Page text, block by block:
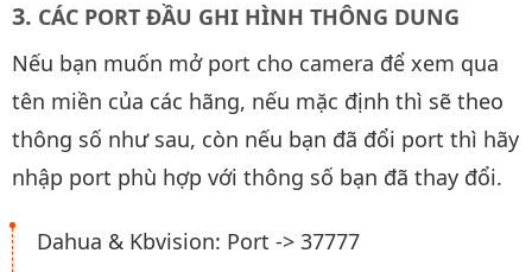
CÁC PORT ĐẦU GHI HÌNH THÔNG DUNG
Nếu bạn muốn mở port cho camera để xem qua
tên miền của các hãng, nếu mặc định thì sẽ theo
thông số như sau, còn nếu bạn đã đổi port thì hãy
nhập port phù hợp với thông số bạn đã thay đổi.
Dahua & Kbvision: Port -> 37777